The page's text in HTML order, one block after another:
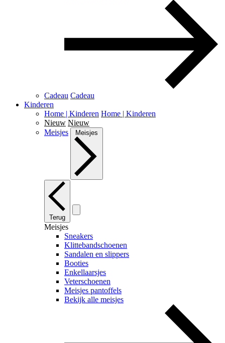
Cadeau Cadeau
Kinderen
Home | Kinderen Home | Kinderen
Nieuw Nieuw
Meisjes
Meisjes
Terug
Meisjes
Sneakers
Klittebandschoenen
Sandalen en slippers
Booties
Enkellaarsjes
Veterschoenen
Meisjes pantoffels
Bekijk alle meisjes